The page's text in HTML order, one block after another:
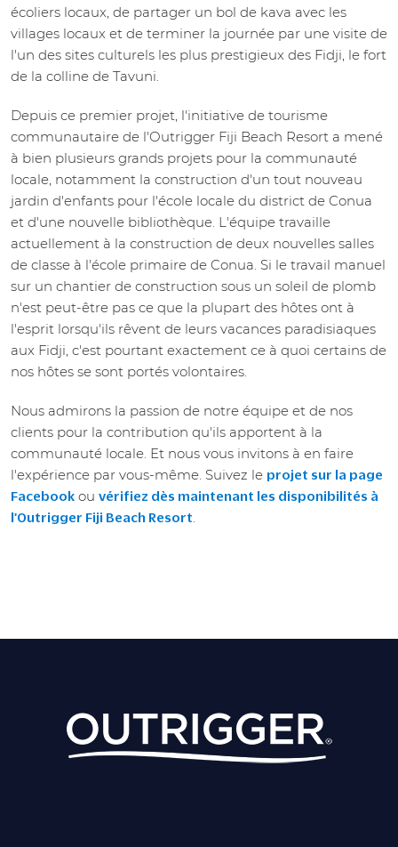
écoliers locaux, de partager un bol de kava avec les
villages locaux et de terminer la journée par une visite de
l'un des sites culturels les plus prestigieux des Fidji, le fort
de la colline de Tavuni.
Depuis ce premier projet, l'initiative de tourisme
communautaire de l'Outrigger Fiji Beach Resort a mené
à bien plusieurs grands projets pour la communauté
locale, notamment la construction d'un tout nouveau
jardin d'enfants pour l'école locale du district de Conua
et d'une nouvelle bibliothèque. L'équipe travaille
actuellement à la construction de deux nouvelles salles
de classe à l'école primaire de Conua. Si le travail manuel
sur un chantier de construction sous un soleil de plomb
n'est peut-être pas ce que la plupart des hôtes ont à
l'esprit lorsqu'ils rêvent de leurs vacances paradisiaques
aux Fidji, c'est pourtant exactement ce à quoi certains de
nos hôtes se sont portés volontaires.
Nous admirons la passion de notre équipe et de nos
clients pour la contribution qu'ils apportent à la
communauté locale. Et nous vous invitons à en faire
l'expérience par vous-même. Suivez le projet sur la page
Facebook ou vérifiez dès maintenant les disponibilités à
l'Outrigger Fiji Beach Resort